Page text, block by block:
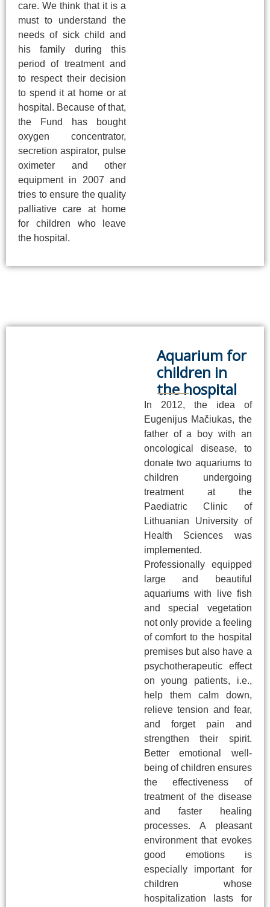
care. We think that it is a
must to understand the
needs of sick child and
his family during this
period of treatment and
to respect their decision
to spend it at home or at
hospital. Because of that,
the Fund has bought
oxygen concentrator,
secretion aspirator, pulse
oximeter and other
equipment in 2007 and
tries to ensure the quality
palliative care at home
for children who leave
the hospital.
Aquarium for
children in
the hospital
In 2012, the idea of
Eugenijus Mačiukas, the
father of a boy with an
oncological disease, to
donate two aquariums to
children undergoing
treatment at the
Paediatric Clinic of
Lithuanian University of
Health Sciences was
implemented.
Professionally equipped
large and beautiful
aquariums with live fish
and special vegetation
not only provide a feeling
of comfort to the hospital
premises but also have a
psychotherapeutic effect
on young patients, i.e.,
help them calm down,
relieve tension and fear,
and forget pain and
strengthen their spirit.
Better emotional well-
being of children ensures
the effectiveness of
treatment of the disease
and faster healing
processes. A pleasant
environment that evokes
good emotions is
especially important for
children whose
hospitalization lasts for